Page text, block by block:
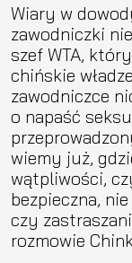
Wiary w
zawodniczki
szef WTA,
chińskie
zawodniczce
o napaść
wiemy już,
wątpliwości,
bezpieczna,
czy
rozmowie